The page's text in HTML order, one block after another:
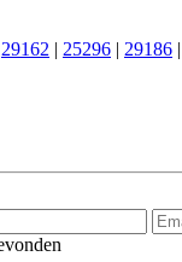
29162 25296 29186